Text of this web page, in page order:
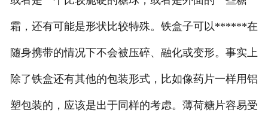
霜，还有可能是形状比较特殊。铁盒子可以******在
随身携带的情况下不会被压碎、融化或变形。事实上
除了铁盒还有其他的包装形式，比如像药片一样用铝
塑包装的，应该是出于同样的考虑。薄荷糖片容易受